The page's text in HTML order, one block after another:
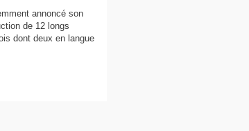
annoncé son
de 12 longs
dont deux en langue